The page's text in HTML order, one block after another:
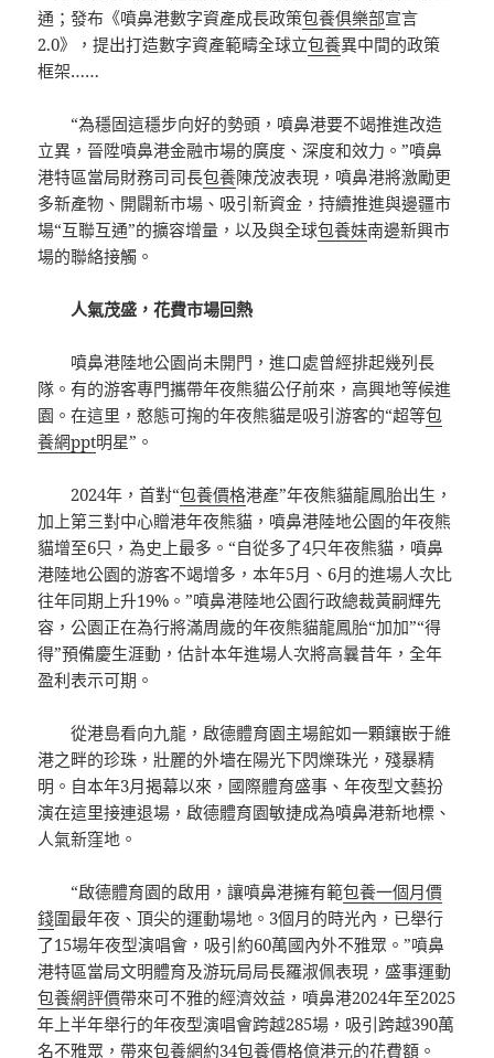
通；發布《噴鼻港數字資產成長政策包養俱樂部宣言
2.0》，提出打造數字資產範疇全球立包養異中間的政策
框架……
“為穩固這穩步向好的勢頭，噴鼻港要不竭推進改造
立異，晉陞噴鼻港金融市場的廣度、深度和效力。”噴鼻
港特區當局財務司司長包養陳茂波表現，噴鼻港將激勵更
多新產物、開闢新市場、吸引新資金，持續推進與邊疆市
場“互聯互通”的擴容增量，以及與全球包養妹南邊新興市
場的聯絡接觸。
人氣茂盛，花費市場回熱
噴鼻港陸地公園尚未開門，進口處曾經排起幾列長
隊。有的游客專門攜帶年夜熊貓公仔前來，高興地等候進
園。在這里，憨態可掬的年夜熊貓是吸引游客的“超等包
養網ppt明星”。
2024年，首對“包養價格港產”年夜熊貓龍鳳胎出生，
加上第三對中心贈港年夜熊貓，噴鼻港陸地公園的年夜熊
貓增至6只，為史上最多。“自從多了4只年夜熊貓，噴鼻
港陸地公園的游客不竭增多，本年5月、6月的進場人次比
往年同期上升19%。”噴鼻港陸地公園行政總裁黃嗣輝先
容，公園正在為行將滿周歲的年夜熊貓龍鳳胎“加加”“得
得”預備慶生涯動，估計本年進場人次將高曩昔年，全年
盈利表示可期。
從港島看向九龍，啟德體育園主場館如一顆鑲嵌于維
港之畔的珍珠，壯麗的外墻在陽光下閃爍珠光，殘暴精
明。自本年3月揭幕以來，國際體育盛事、年夜型文藝扮
演在這里接連退場，啟德體育園敏捷成為噴鼻港新地標、
人氣新窪地。
“啟德體育園的啟用，讓噴鼻港擁有範包養一個月價
錢圍最年夜、頂尖的運動場地。3個月的時光內，已舉行
了15場年夜型演唱會，吸引約60萬國內外不雅眾。”噴鼻
港特區當局文明體育及游玩局局長羅淑佩表現，盛事運動
包養網評價帶來可不雅的經濟效益，噴鼻港2024年至2025
年上半年舉行的年夜型演唱會跨越285場，吸引跨越390萬
名不雅眾，帶來包養網約34包養價格億港元的花費額。